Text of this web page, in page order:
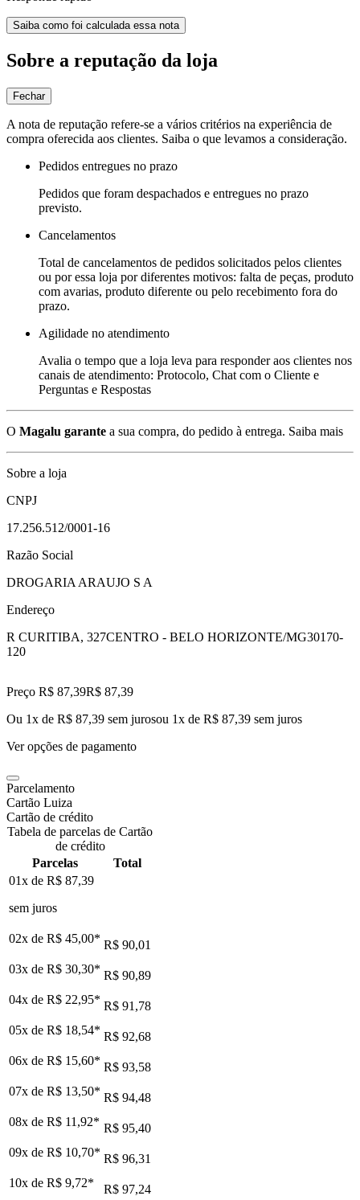
Saiba como foi calculada essa nota
Sobre a reputação da loja
Fechar
A nota de reputação refere-se a vários critérios na experiência de
compra oferecida aos clientes. Saiba o que levamos a consideração.
Pedidos entregues no prazo
Pedidos que foram despachados e entregues no prazo
previsto.
Cancelamentos
Total de cancelamentos de pedidos solicitados pelos clientes
ou por essa loja por diferentes motivos: falta de peças, produto
com avarias, produto diferente ou pelo recebimento fora do
prazo.
Agilidade no atendimento
Avalia o tempo que a loja leva para responder aos clientes nos
canais de atendimento: Protocolo, Chat com o Cliente e
Perguntas e Respostas
O Magalu garante a sua compra, do pedido à entrega. Saiba mais
Sobre a loja
CNPJ
17.256.512/0001-16
Razão Social
DROGARIA ARAUJO S A
Endereço
R CURITIBA, 327CENTRO - BELO HORIZONTE/MG30170-
120
Preço R$ 87,39R$ 87,39
Ou 1x de R$ 87,39 sem jurosou 1x de R$ 87,39 sem juros
Ver opções de pagamento
Parcelamento
Cartão Luiza
Cartão de crédito
Tabela de parcelas de Cartão
de crédito
Parcelas
Total
01x de R$ 87,39
sem juros
02x de R$ 45,00* R$ 90,01
03x de R$ 30,30* R$ 90,89
04x de R$ 22,95* R$ 91,78
05x de R$ 18,54* R$ 92,68
06x de R$ 15,60* R$ 93,58
07x de R$ 13,50* R$ 94,48
08x de R$ 11,92* R$ 95,40
09x de R$ 10,70* R$ 96,31
10x de R$ 9,72*
R$ 97,24